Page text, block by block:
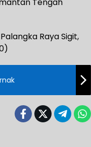
Tengah
Raya Sigit,